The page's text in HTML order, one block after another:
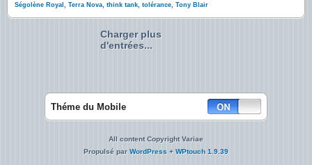
Ségolène Royal , Terra Nova, think tank, tolérance, Tony Blair
Charger plus
d'entrées...
Théme du Mobile
All content Copyright Variae
Propulsé parWordPress + WPtouch 1.9.39